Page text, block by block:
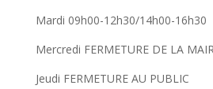
Mardi 09h00-12h30/14h00-16h30
Mercredi FERMETURE DE LA
Jeudi FERMETURE AU PUBLIC